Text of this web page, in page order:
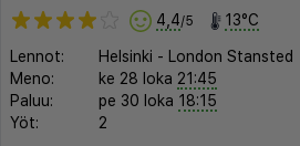
4,4/5 13°C
Lennot: Helsinki -
London Stansted
Meno:
ke 28 loka 21:45
Paluu:
pe 30 loka 18:15
Yöt:
2